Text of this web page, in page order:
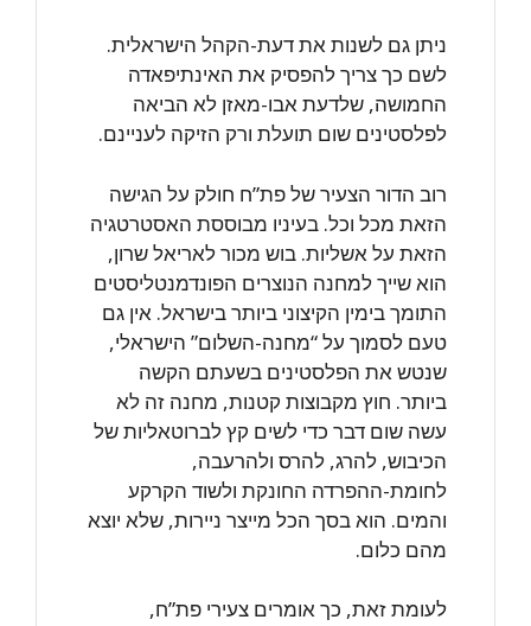
ניתן גם לשנות את דעת-הקהל הישראלית.
לשם כך צריך להפסיק את האינתיפאדה
החמושה, שלדעת אבו-מאזן לא הביאה
לפלסטינים שום תועלת ורק הזיקה לעניינם.
רוב הדור הצעיר של פת”ח חולק על הגישה
הזאת מכל וכל. בעיניו מבוססת האסטרטגיה
הזאת על אשליות. בוש מכור לאריאל שרון,
הוא שייך למחנה הנוצרים הפונדמנטליסטים
התומך בימין הקיצוני ביותר בישראל. אין גם
טעם לסמוך על “מחנה-השלום” הישראלי,
שנטש את הפלסטינים בשעתם הקשה
ביותר. חוץ מקבוצות קטנות, מחנה זה לא
עשה שום דבר כדי לשים קץ לברוטאליות של
הכיבוש, להרג, להרס ולהרעבה,
לחומת-ההפרדה החונקת ולשוד הקרקע
והמים. הוא בסך הכל מייצר ניירות, שלא יוצא
מהם כלום.
לעומת זאת, כך אומרים צעירי פת”ח,